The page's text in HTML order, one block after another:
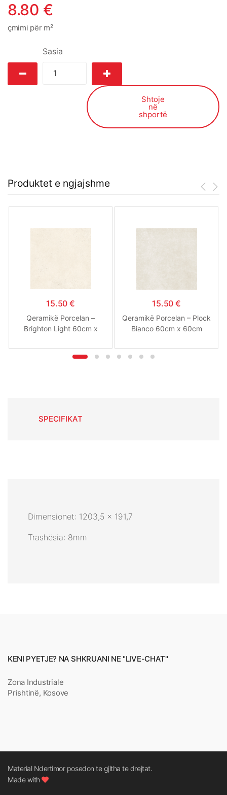
8.80 €
çmimi për m²
Sasia
Shtoje
në
shportë
Produktet e ngjajshme
15.50€
Qeramikë Porcelan –
Brighton Light 60cm x
15.50€
Qeramikë Porcelan – Plock
Bianco 60cm x 60cm
SPECIFIKAT
Dimensionet: 1203,5 x 191,7
Trashësia: 8mm
KENI PYETJE? NA SHKRUANI NE "LIVE-CHAT"
Zona Industriale
Prishtinë, Kosove
Material Ndertimor posedon te gjitha te drejtat.
Made with